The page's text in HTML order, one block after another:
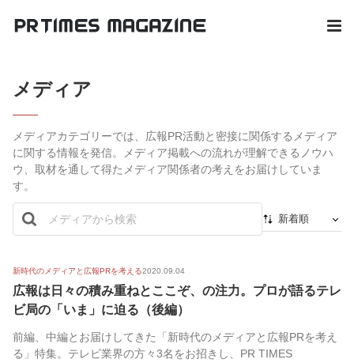
メディア
メディアカテゴリーでは、広報PR活動と密接に関係するメディア
に関する情報を発信。メディア掲載への流れが理解できるノウハ
ウ、取材を通して得たメディア関係者の考えをお届けしていま
す。
新着順
人気順
新時代のメディアと広報PRを考える2020.09.04
広報は日々の積み重ねとここぞ、の注力。プロが語るテレ
ビ局の「いま」に迫る（後編）
前編、中編とお届けしてきた「新時代のメディアと広報PRを考え
る」特集。テレビ業界の方々3名をお招きし、PR TIMES